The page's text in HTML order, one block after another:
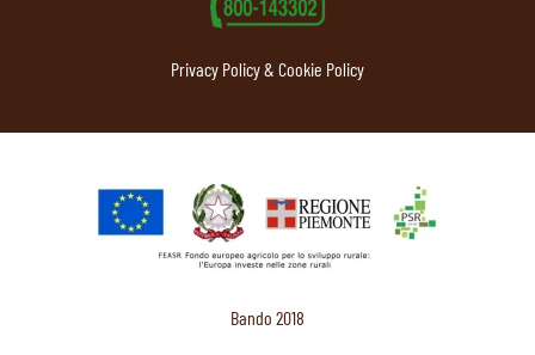
Privacy Policy & Cookie Policy
Bando 2018